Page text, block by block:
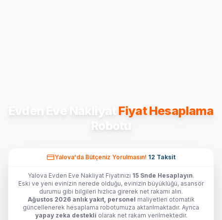
Evden Eve Nakliyat Fiyat Hesaplama
Robotu
Yalova'da Bütçeniz Yorulmasın! 12 Taksit
Yalova Evden Eve Nakliyat Fiyatınızı 15 Snde Hesaplayın.
Eski ve yeni evinizin nerede olduğu, evinizin büyüklüğü, asansör
durumu gibi bilgileri hızlıca girerek net rakamı alın.
Ağustos 2026 anlık yakıt, personel maliyetleri otomatik
güncellenerek hesaplama robotumuza aktarılmaktadır. Ayrıca
yapay zeka destekli olarak net rakam verilmektedir.